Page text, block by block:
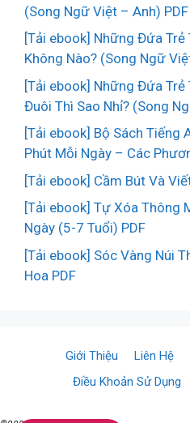
(Song Ngữ Việt – Anh) PDF
[Tải ebook] Những Đứa Trẻ
Không Nào? (Song Ngữ
[Tải ebook] Những Đứa Trẻ
Đuôi Thì Sao Nhỉ? (Song
[Tải ebook] Bộ Sách Tiếng
Phút Mỗi Ngày – Các
[Tải ebook] Cầm Bút Và
[Tải ebook] Tự Xóa Thông
Ngày (5-7 Tuổi) PDF
[Tải ebook] Sóc Vàng Núi
Hoa PDF
Giới Thiệu Liên Hệ
Điều Khoản Sử Dụng